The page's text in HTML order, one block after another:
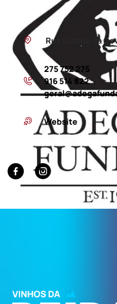
Rua Cidade da
275 752 275
916 514 822
Website